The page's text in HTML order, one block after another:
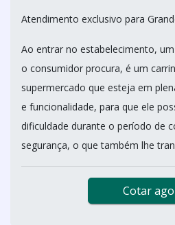
Atendimento exclusivo para
Ao entrar no estabelecimento,
o consumidor procura, é um
supermercado que esteja em
e funcionalidade, para que ele
dificuldade durante o período de
segurança, o que também lhe
Cotar